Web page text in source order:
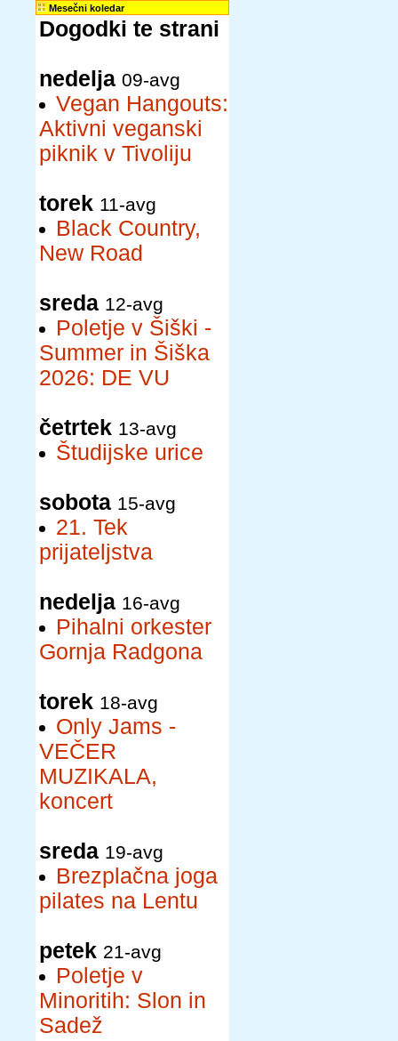
Mesečni koledar
Dogodki te strani
nedelja 09-avg
Vegan Hangouts:
Aktivni veganski
piknik v Tivoliju
torek 11-avg
Black Country,
New Road
sreda 12-avg
Poletje v Šiški -
Summer in Šiška
2026: DE VU
četrtek 13-avg
Študijske urice
sobota 15-avg
21. Tek
prijateljstva
nedelja 16-avg
Pihalni orkester
Gornja Radgona
torek 18-avg
Only Jams -
VEČER
MUZIKALA,
koncert
sreda 19-avg
Brezplačna joga
pilates na Lentu
petek 21-avg
Poletje v
Minoritih: Slon in
Sadež